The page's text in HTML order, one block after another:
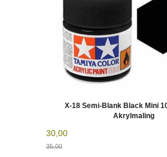
X-18 Semi-Blank Black Mini
Akrylmaling
30,00
35,00